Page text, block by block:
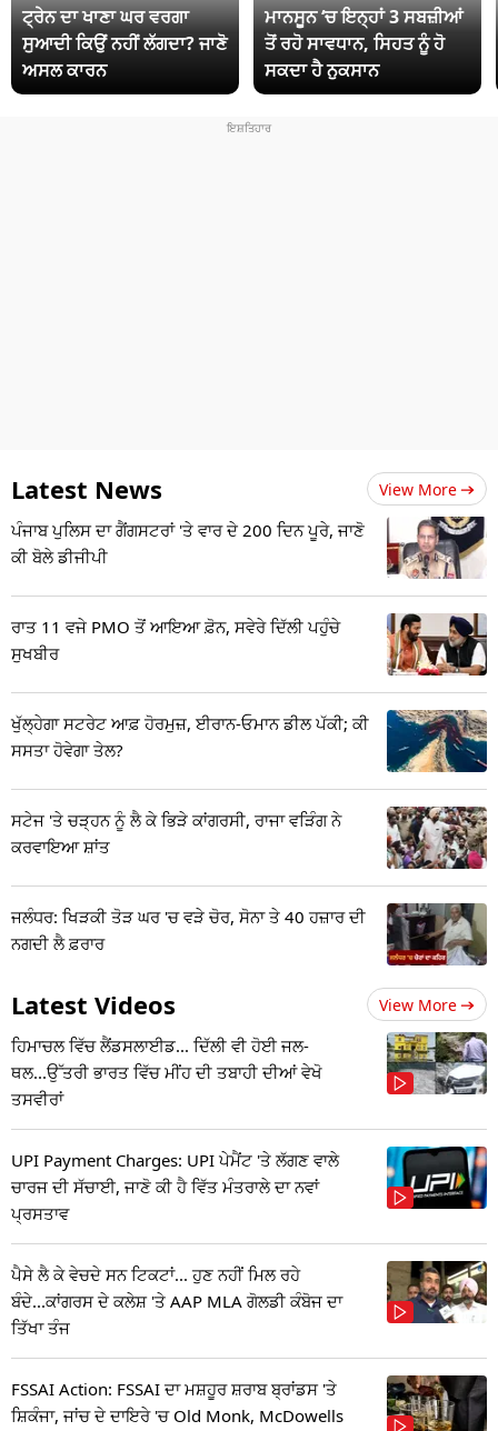
ਟ੍ਰੇਨ ਦਾ ਖਾਣਾ ਘਰ ਵਰਗਾ
ਸੁਆਦੀ ਕਿਉਂ ਨਹੀਂ ਲੱਗਦਾ? ਜਾਣੋ
ਅਸਲ ਕਾਰਨ
ਮਾਨਸੂਨ ‘ਚ ਇਨ੍ਹਾਂ 3 ਸਬਜ਼ੀਆਂ
ਤੋਂ ਰਹੋ ਸਾਵਧਾਨ, ਸਿਹਤ ਨੂੰ ਹੋ
ਸਕਦਾ ਹੈ ਨੁਕਸਾਨ
Latest News View More
ਪੰਜਾਬ ਪੁਲਿਸ ਦਾ ਗੈਂਗਸਟਰਾਂ 'ਤੇ ਵਾਰ ਦੇ 200 ਦਿਨ ਪੂਰੇ, ਜਾਣੋ
ਕੀ ਬੋਲੇ ਡੀਜੀਪੀ
ਰਾਤ 11 ਵਜੇ PMO ਤੋਂ ਆਇਆ ਫ਼ੋਨ, ਸਵੇਰੇ ਦਿੱਲੀ ਪਹੁੰਚੇ
ਸੁਖਬੀਰ
ਖੁੱਲ੍ਹੇਗਾ ਸਟਰੇਟ ਆਫ਼ ਹੋਰਮੁਜ਼, ਈਰਾਨ-ਓਮਾਨ ਡੀਲ ਪੱਕੀ; ਕੀ
ਸਸਤਾ ਹੋਵੇਗਾ ਤੇਲ?
ਸਟੇਜ 'ਤੇ ਚੜ੍ਹਨ ਨੂੰ ਲੈ ਕੇ ਭਿੜੇ ਕਾਂਗਰਸੀ, ਰਾਜਾ ਵੜਿੰਗ ਨੇ
ਕਰਵਾਇਆ ਸ਼ਾਂਤ
ਜਲੰਧਰ: ਖਿੜਕੀ ਤੋੜ ਘਰ 'ਚ ਵੜੇ ਚੋਰ, ਸੋਨਾ ਤੇ 40 ਹਜ਼ਾਰ ਦੀ
ਨਗਦੀ ਲੈ ਫ਼ਰਾਰ
Latest Videos View More
ਹਿਮਾਚਲ ਵਿੱਚ ਲੈਂਡਸਲਾਈਡ... ਦਿੱਲੀ ਵੀ ਹੋਈ ਜਲ-
ਥਲ...ਉੱਤਰੀ ਭਾਰਤ ਵਿੱਚ ਮੀਂਹ ਦੀ ਤਬਾਹੀ ਦੀਆਂ ਵੇਖੋ
ਤਸਵੀਰਾਂ
UPI Payment Charges: UPI ਪੇਮੈਂਟ 'ਤੇ ਲੱਗਣ ਵਾਲੇ
ਚਾਰਜ ਦੀ ਸੱਚਾਈ, ਜਾਣੋ ਕੀ ਹੈ ਵਿੱਤ ਮੰਤਰਾਲੇ ਦਾ ਨਵਾਂ
ਪ੍ਰਸਤਾਵ
ਪੈਸੇ ਲੈ ਕੇ ਵੇਚਦੇ ਸਨ ਟਿਕਟਾਂ... ਹੁਣ ਨਹੀਂ ਮਿਲ ਰਹੇ
ਬੰਦੇ...ਕਾਂਗਰਸ ਦੇ ਕਲੇਸ਼ 'ਤੇ AAP MLA ਗੋਲਡੀ ਕੰਬੋਜ ਦਾ
ਤਿੱਖਾ ਤੰਜ
FSSAI Action: FSSAI ਦਾ ਮਸ਼ਹੂਰ ਸ਼ਰਾਬ ਬ੍ਰਾਂਡਸ 'ਤੇ
ਸ਼ਿਕੰਜਾ, ਜਾਂਚ ਦੇ ਦਾਇਰੇ 'ਚ Old Monk, McDowells